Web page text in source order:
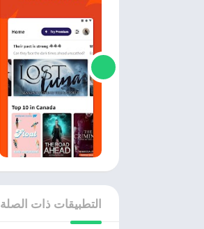
التطبيقات ذات الصلة